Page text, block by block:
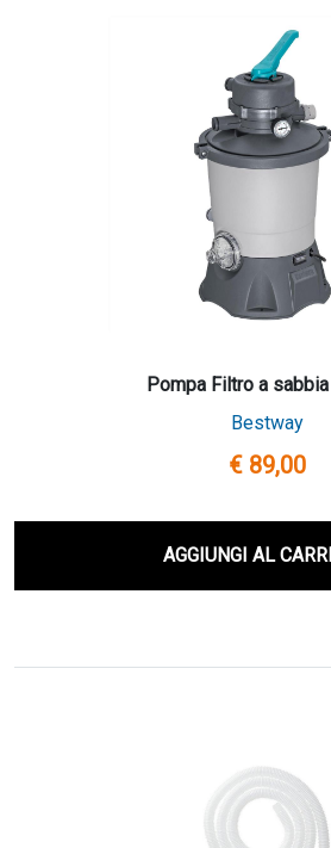
Pompa Filtro a
Bestway
€ 89,00
AGGIUNGI AL